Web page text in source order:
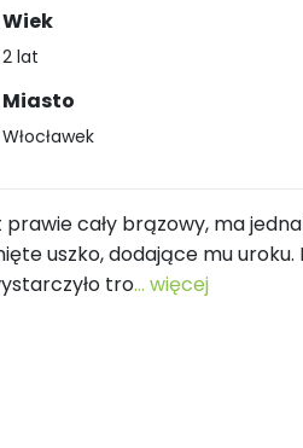
Wiek
2 lat
Miasto
Włocławek
cały brązowy, ma
uszko, dodające mu uroku.
tro... więcej